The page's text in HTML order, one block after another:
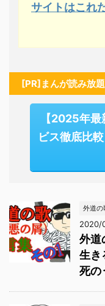
サイトはこれ
[PR]まんが読み放
【2025年
ビス徹底比
外道の
2020/
外道
生き
死の